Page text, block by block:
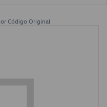
Código Original